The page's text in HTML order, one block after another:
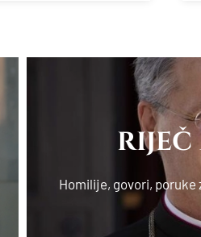
Homilije, govori,